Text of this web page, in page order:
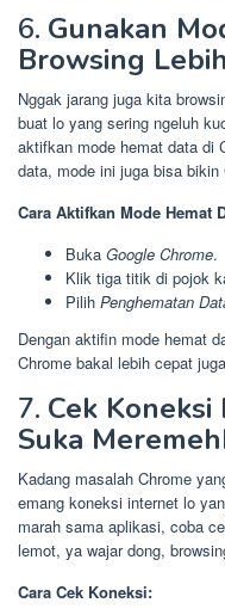
6. Gunakan
Browsing
Nggak jarang juga kita
buat lo yang sering ngeluh
aktifkan mode hemat data di
data, mode ini juga bisa
Cara Aktifkan Mode Hemat
Buka Google Chrome.
Klik tiga titik di pojok
Pilih Penghematan
Dengan aktifin mode hemat
Chrome bakal lebih cepat
7. Cek
Suka
Kadang masalah Chrome
emang koneksi internet lo
marah sama aplikasi, coba
lemot, ya wajar dong,
Cara Cek Koneksi: